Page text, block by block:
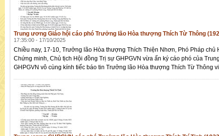
Trung ương Giáo hội cáo phó Trưởng lão Hòa thượng Thích Từ Thông
17:35:00 - 17/10/2025
Chiều nay, 17-10, Trưởng lão Hòa thượng Thích Thiện Nhơn, Phó Pháp chủ
Chứng minh, Chủ tịch Hội đồng Trị sự GHPGVN vừa ấn ký cáo phó của
GHPGVN vô cùng kính tiếc báo tin Trưởng lão Hòa thượng Thích Từ Thông